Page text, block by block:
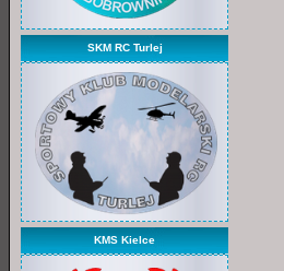
SKM RC Turlej
KMS Kielce